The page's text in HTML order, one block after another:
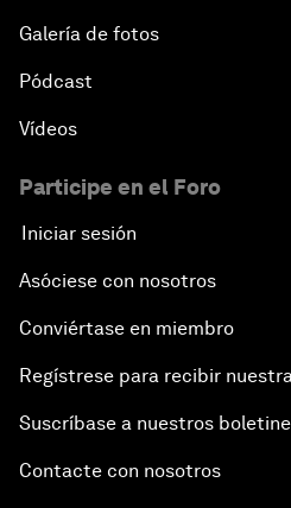
Galería de fotos
Pódcast
Vídeos
Participe en el Foro
Iniciar sesión
Asóciese con nosotros
Conviértase en miembro
Regístrese para recibir
Suscríbase a nuestros
Contacte con nosotros